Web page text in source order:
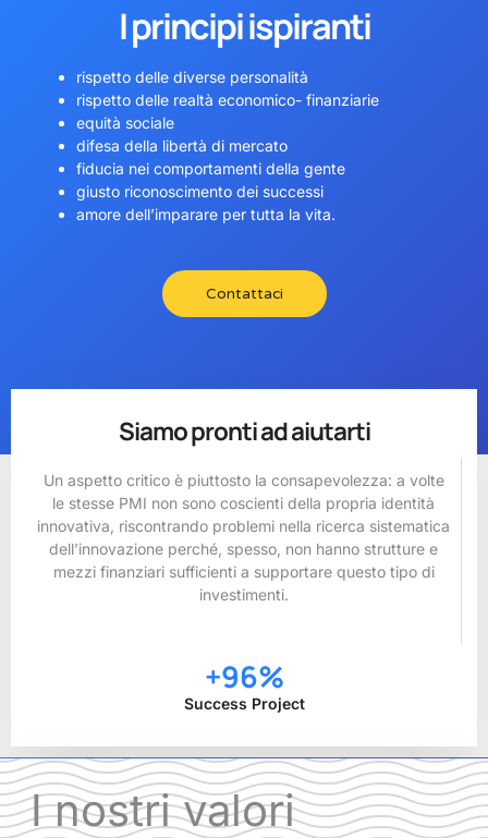
I principi ispiranti
rispetto delle diverse personalità
rispetto delle realtà economico- finanziarie
equità sociale
difesa della libertà di mercato
fiducia nei comportamenti della gente
giusto riconoscimento dei successi
amore dell’imparare per tutta la vita.
Contattaci
Siamo pronti ad aiutarti
Un aspetto critico è piuttosto la consapevolezza: a volte
le stesse PMI non sono coscienti della propria identità
innovativa, riscontrando problemi nella ricerca sistematica
dell’innovazione perché, spesso, non hanno strutture e
mezzi finanziari sufficienti a supportare questo tipo di
investimenti.
Success Project
+96%
I nostri valori